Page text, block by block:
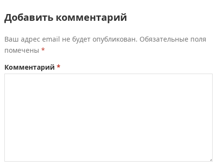
Добавить комментарий
Ваш адрес email не будет опубликован. Обязательные поля
помечены *
Комментарий *